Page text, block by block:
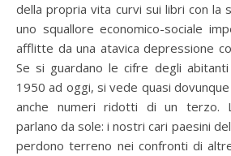
della propria vita curvi sui libri con la
uno squallore economico-sociale
afflitte da una atavica depressione
Se si guardano le cifre degli
1950 ad oggi, si vede quasi
anche numeri ridotti di un terzo.
parlano da sole: i nostri cari paesini
perdono terreno nei confronti di